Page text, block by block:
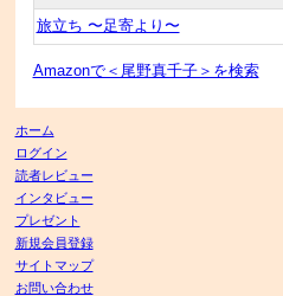
旅立ち 〜足寄より〜
Amazonで＜尾野真千子＞を検索
ホーム
ログイン
読者レビュー
インタビュー
プレゼント
新規会員登録
サイトマップ
お問い合わせ